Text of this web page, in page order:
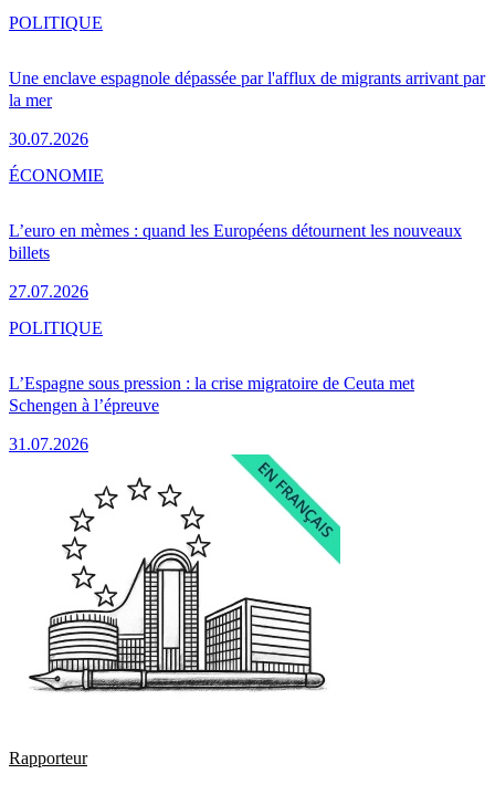
Une enclave espagnole dépassée par l'afflux de migrants arrivant par
la mer
30.07.2026
POLITIQUE
L’euro en mèmes : quand les Européens détournent les nouveaux
billets
27.07.2026
ÉCONOMIE
L’Espagne sous pression : la crise migratoire de Ceuta met
Schengen à l’épreuve
31.07.2026
POLITIQUE
Rapporteur